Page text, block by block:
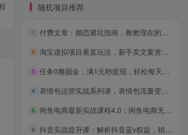
随机项目推荐
1 付费文章：婚恋避坑指南，教教现在的年轻人如何谈恋爱
2 淘宝虚拟项目垂直玩法，新手卖文案资料，月入5000+
3 任务0撸掘金，满1元秒提现，轻松每天300+，小白也能玩转上手
4 表情包运营实战系列课，表情包流量变现完整教程（19节课）
5 闲鱼电商最新实战课程4.0：闲鱼电商无货源规则与玩法实操讲解！
6 抖音实战提升课：解析抖音蓝v权益，销售技巧、客户管理、团队打造等创业赛道快速突围